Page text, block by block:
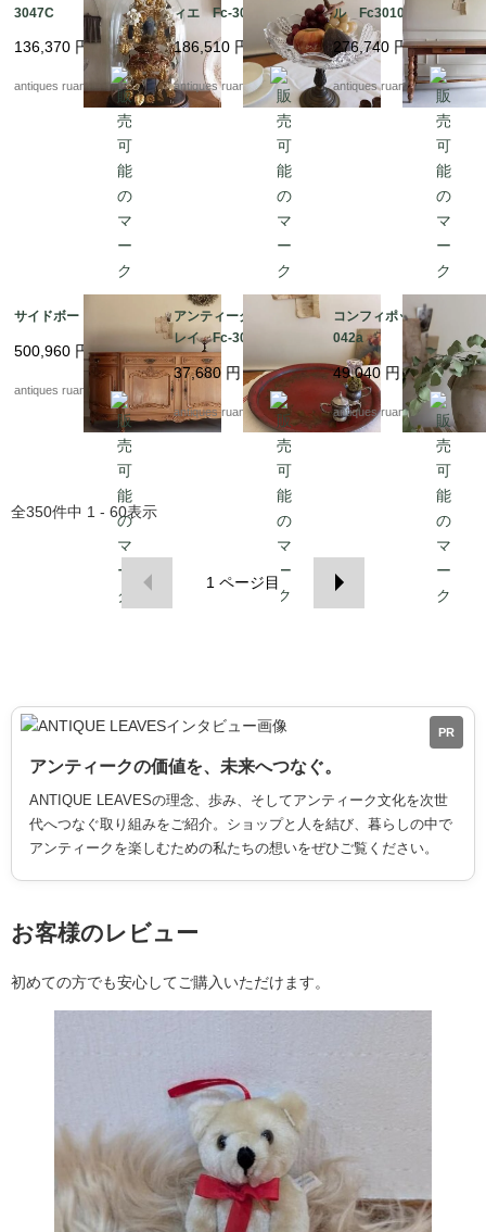
3047C
136,370 円
antiques ruan
ィエ Fc-3048A
186,510 円
antiques ruan
ル Fc3010
276,740 円
antiques ruan
サイドボード Fc3022
500,960 円
antiques ruan
アンティークメタルト
レイ Fc-3037
37,680 円
antiques ruan
コンフィポット Fc-3
042a
49,040 円
antiques ruan
全350件中 1 - 60表示
1 ページ目
PR
アンティークの価値を、未来へつなぐ。
ANTIQUE LEAVESの理念、歩み、そしてアンティーク文化を次世
代へつなぐ取り組みをご紹介。ショップと人を結び、暮らしの中で
アンティークを楽しむための私たちの想いをぜひご覧ください。
お客様のレビュー
初めての方でも安心してご購入いただけます。